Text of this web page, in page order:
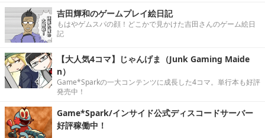
吉田輝和のゲームプレイ絵日記
もはやゲムスパの顔！どこかで見かけた吉田さんのゲーム絵日
記
【大人気4コマ】じゃんげま（Junk Gaming Maide
n）
Game*Sparkの一大コンテンツに成長した4コマ。単行本も好評
発売中！
Game*Spark/インサイド公式ディスコードサーバー
好評稼働中！